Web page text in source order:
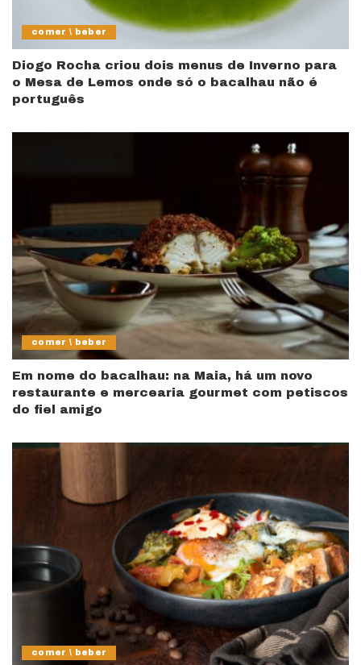
comer \ beber
Diogo Rocha criou dois menus de Inverno para
o Mesa de Lemos onde só o bacalhau não é
português
comer \ beber
Em nome do bacalhau: na Maia, há um novo
restaurante e mercearia gourmet com petiscos
do fiel amigo
comer \ beber